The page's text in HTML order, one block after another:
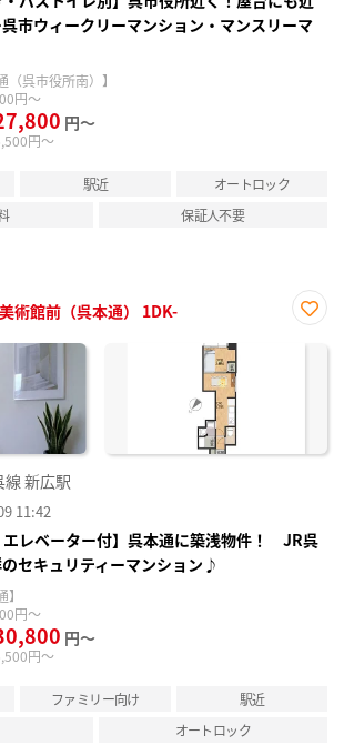
市ウィークリーマンション・マンスリーマ
（呉市役所南）】
円～
円～
円～
駅近
オートロック
保証人不要
術館前（呉本通） 1DK-
に入
線 新広駅
11:42
エレベーター付】呉本通に築浅物件！ JR呉
セキュリティーマンション♪
円～
円～
円～
ファミリー向け
駅近
オートロック